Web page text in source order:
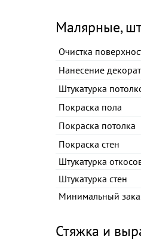
Малярные,
Очистка
Нанесение
Штукатурка
Покраска пола
Покраска потолка
Покраска стен
Штукатурка
Штукатурка стен
Минимальный
Стяжка и